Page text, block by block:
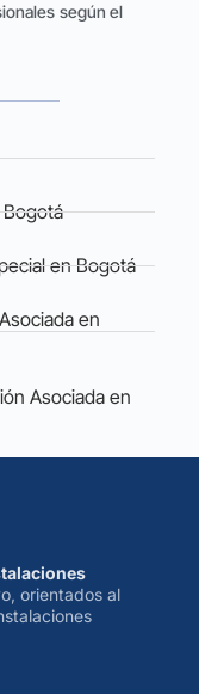
según el
Bogotá
en Bogotá
en
Asociada en
orientados al